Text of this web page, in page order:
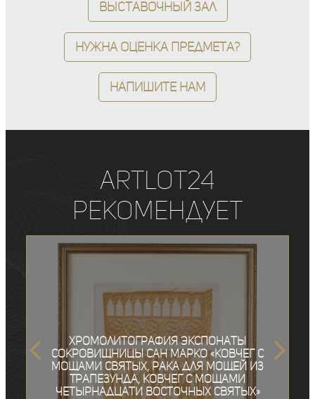
Выставочный зал
Нужна оценка предмета?
Напишите нам
ArtLot24
рекомендует
Хромолитография экспонаты
сокровищницы Сан Марко «Ковчег с
мощами святых, Рака для мощей из
Трапезунда, Ковчег с мощами
четырнадцати восточных святых»